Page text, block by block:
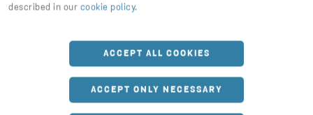
described in our cookie policy.
ACCEPT ALL COOKIES
ACCEPT ONLY NECESSARY